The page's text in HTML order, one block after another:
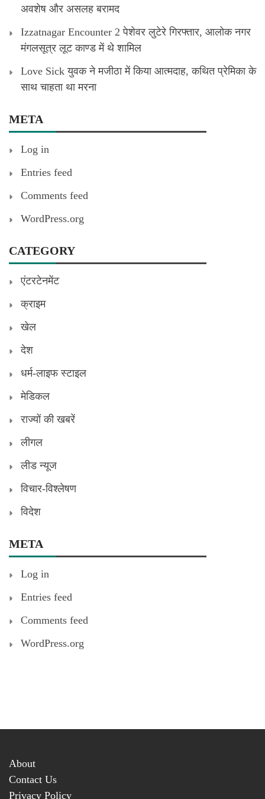
अवशेष और असलह बरामद
Izzatnagar Encounter 2 पेशेवर लुटेरे गिरफ्तार, आलोक नगर
मंगलसूत्र लूट काण्‍ड में थे शामिल
Love Sick युवक ने मजीठा में किया आत्मदाह, कथित प्रेमिका के
साथ चाहता था मरना
META
Log in
Entries feed
Comments feed
WordPress.org
CATEGORY
एंटरटेनमेंट
क्राइम
खेल
देश
धर्म-लाइफ स्टाइल
मेडिकल
राज्यों की खबरें
लीगल
लीड न्यूज
विचार-विश्लेषण
विदेश
META
Log in
Entries feed
Comments feed
WordPress.org
About
Contact Us
Privacy Policy